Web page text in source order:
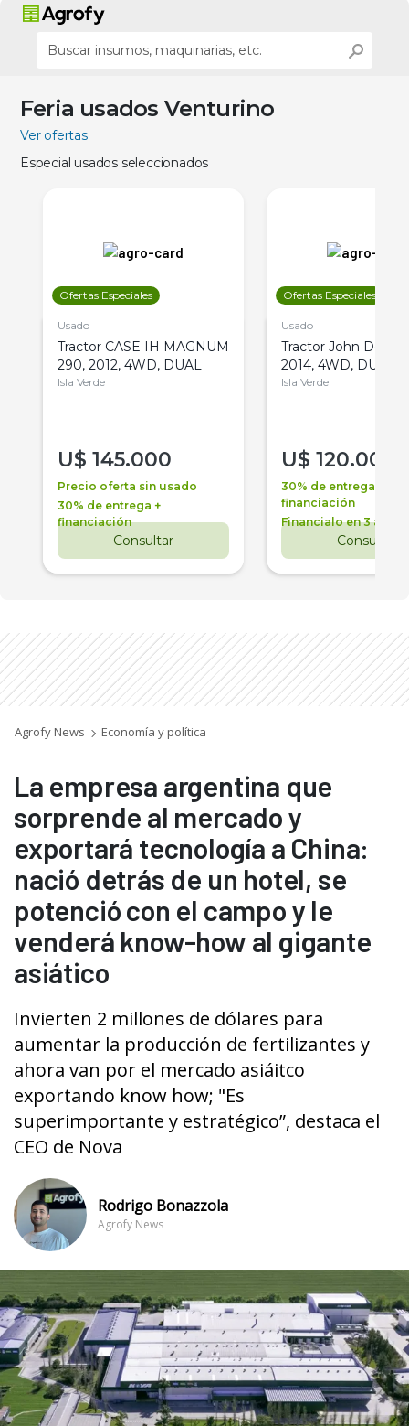
Feria usados Venturino
Ver ofertas
Especial usados seleccionados
Ofertas Especiales
Usado
Tractor CASE IH MAGNUM
290, 2012, 4WD, DUAL
Isla Verde
U$ 145.000
Precio oferta sin usado
30% de entrega +
financiación
Consultar
Ofertas Especiales
Usado
Tractor John Deere
2014, 4WD, DUAL
Isla Verde
U$ 120.000
30% de entrega +
financiación
Financialo en 3 años
Consultar
Agrofy News Economía y política
La empresa argentina que
sorprende al mercado y
exportará tecnología a China:
nació detrás de un hotel, se
potenció con el campo y le
venderá know-how al gigante
asiático
Invierten 2 millones de dólares para
aumentar la producción de fertilizantes y
ahora van por el mercado asiáitco
exportando know how; "Es
superimportante y estratégico”, destaca el
CEO de Nova
Rodrigo Bonazzola
Agrofy News